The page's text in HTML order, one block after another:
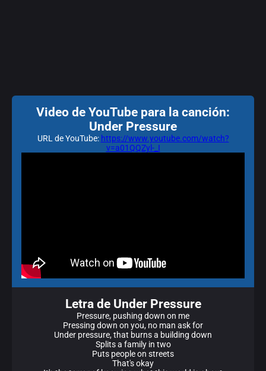
Video de YouTube para la canción:
Under Pressure
URL de YouTube: https://www.youtube.com/watch?
v=a01QQZyl-_I
Letra de Under Pressure
Pressure, pushing down on me
Pressing down on you, no man ask for
Under pressure, that burns a building down
Splits a family in two
Puts people on streets
That's okay